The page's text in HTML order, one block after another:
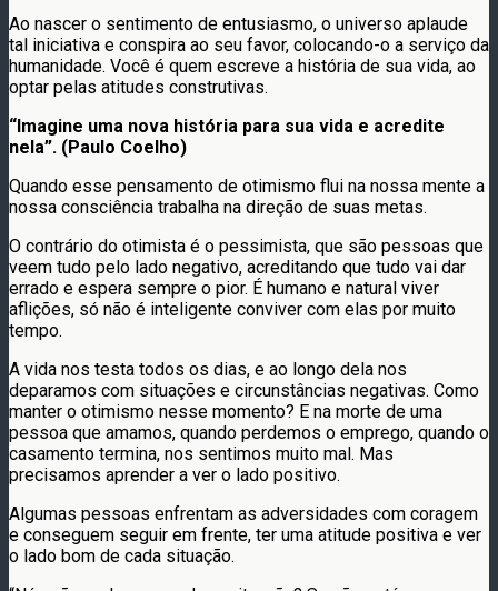
Ao nascer o sentimento de entusiasmo, o universo aplaude
tal iniciativa e conspira ao seu favor, colocando-o a serviço da
humanidade. Você é quem escreve a história de sua vida, ao
optar pelas atitudes construtivas.
“Imagine uma nova história para sua vida e acredite
nela”. (Paulo Coelho)
Quando esse pensamento de otimismo flui na nossa mente a
nossa consciência trabalha na direção de suas metas.
O contrário do otimista é o pessimista, que são pessoas que
veem tudo pelo lado negativo, acreditando que tudo vai dar
errado e espera sempre o pior. É humano e natural viver
aflições, só não é inteligente conviver com elas por muito
tempo.
A vida nos testa todos os dias, e ao longo dela nos
deparamos com situações e circunstâncias negativas. Como
manter o otimismo nesse momento? E na morte de uma
pessoa que amamos, quando perdemos o emprego, quando o
casamento termina, nos sentimos muito mal. Mas
precisamos aprender a ver o lado positivo.
Algumas pessoas enfrentam as adversidades com coragem
e conseguem seguir em frente, ter uma atitude positiva e ver
o lado bom de cada situação.